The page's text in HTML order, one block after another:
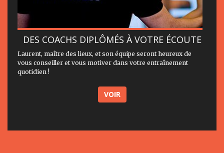
DES COACHS DIPLÔMÉS À VOTRE ÉCOUTE
Laurent, maître des lieux, et son équipe seront heureux de
vous conseiller et vous motiver dans votre entraînement
quotidien !
VOIR